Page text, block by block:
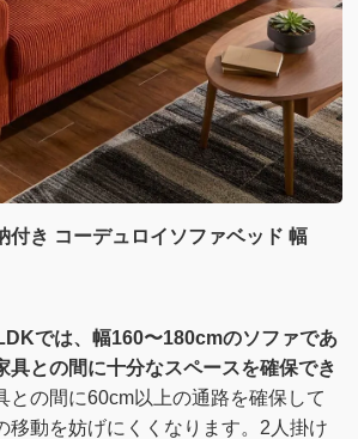
付き コーデュロイソファベッド 幅
では、幅160〜180cmのソファであ
具との間に十分なスペースを確保でき
との間に60cm以上の通路を確保して
移動を妨げにくくなります。2人掛け